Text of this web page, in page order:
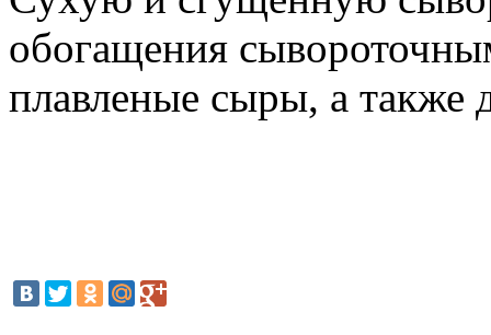
обогащения
плавленые сыры, а также